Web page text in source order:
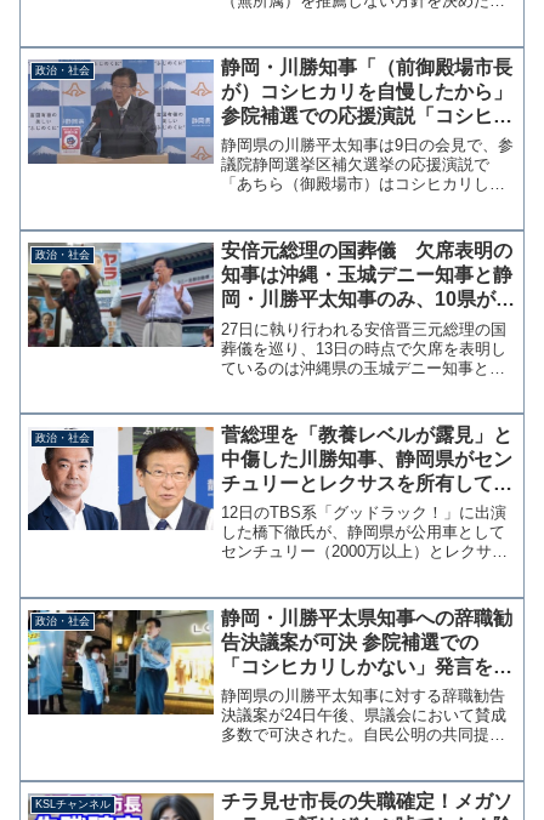
た。また、相談もなく国民民主党会派入
りしたことも推薦見送り...
政治・社会
静岡・川勝知事「（前御殿場市長
が）コシヒカリを自慢したから」
参院補選での応援演説「コシヒカ
リしかない」発言を謝罪せず
静岡県の川勝平太知事は9日の会見で、参
議院静岡選挙区補欠選挙の応援演説で
「あちら（御殿場市）はコシヒカリしか
示した。 問題の発言は、川勝知事が応
援した参議院補選の相手...
政治・社会
安倍元総理の国葬儀 欠席表明の
知事は沖縄・玉城デニー知事と静
岡・川勝平太知事のみ、10県が未
定か協議中
27日に執り行われる安倍晋三元総理の国
葬儀を巡り、13日の時点で欠席を表明し
ているのは沖縄県の玉城デニー知事と静
葬、35知事が参列 欠席は2県、10県明
言せず ｜ 共同...
政治・社会
菅総理を「教養レベルが露見」と
中傷した川勝知事、静岡県がセン
チュリーとレクサスを所有してい
ることを橋下徹氏に突っ込まれる
「一番教養がないね、この知事
が」
12日のTBS系「グッドラック！」に出演
した橋下徹氏が、静岡県が公用車として
センチュリー（2000万以上）とレクサス
ュリー使ってるの？レクサスも？一番教
養がないね、...
政治・社会
静岡・川勝平太県知事への辞職勧
告決議案が可決 参院補選での
「コシヒカリしかない」発言を問
題視も失職の法的拘束力なし
静岡県の川勝平太知事に対する辞職勧告
決議案が24日午後、県議会において賛成
多数で可決された。自民公明の共同提出
職勧告決議案可決は静岡県政史上とな
る。 川勝知事は10...
KSLチャンネル
チラ見せ市長の失職確定！メガソ